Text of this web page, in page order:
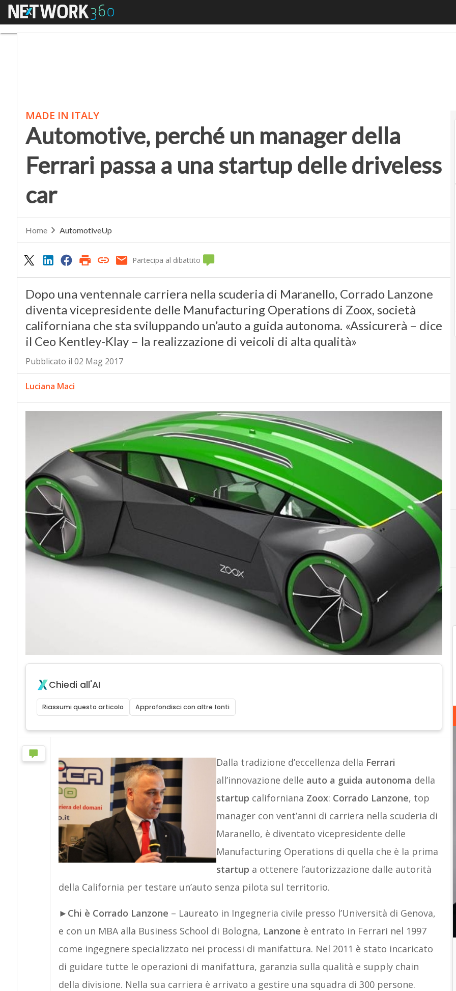
Menu
MADE IN ITALY
Automotive, perché un manager della
Ferrari passa a una startup delle driveless
car
Home AutomotiveUp
Partecipa al dibattito
Dopo una ventennale carriera nella scuderia di Maranello, Corrado Lanzone
diventa vicepresidente delle Manufacturing Operations di Zoox, società
californiana che sta sviluppando un’auto a guida autonoma. «Assicurerà – dice
il Ceo Kentley-Klay – la realizzazione di veicoli di alta qualità»
Pubblicato il 02 Mag 2017
Luciana Maci
Chiedi all'AI
Riassumi questo articolo Approfondisci con altre fonti
Dalla tradizione d’eccellenza della Ferrari
all’innovazione delle auto a guida autonoma della
startup californiana Zoox: Corrado Lanzone, top
manager con vent’anni di carriera nella scuderia di
Maranello, è diventato vicepresidente delle
Manufacturing Operations di quella che è la prima
startup a ottenere l’autorizzazione dalle autorità
della California per testare un’auto senza pilota sul territorio.
► Chi è Corrado Lanzone – Laureato in Ingegneria civile presso l’Università di Genova,
e con un MBA alla Business School di Bologna, Lanzone è entrato in Ferrari nel 1997
come ingegnere specializzato nei processi di manifattura. Nel 2011 è stato incaricato
di guidare tutte le operazioni di manifattura, garanzia sulla qualità e supply chain
della divisione. Nella sua carriera è arrivato a gestire una squadra di 300 persone.